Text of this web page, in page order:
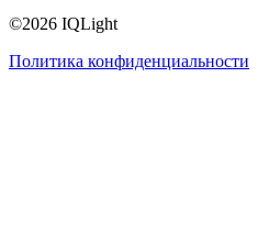
©2026 IQLight
Политика конфиденциальности